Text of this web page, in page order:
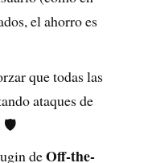
el ahorro es
que todas las
ataques de
🛡️
deOff-the-